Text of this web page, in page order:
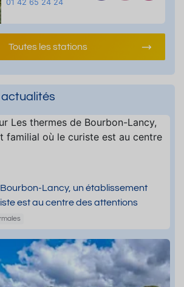
01 42 65 24 24
Toutes les stations
actualités
Lancy, un établissement
est au centre des attentions